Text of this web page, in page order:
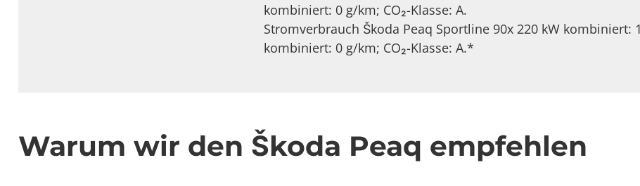
kombiniert: 0 g/km; CO₂-Klasse: A.
Stromverbrauch Škoda Peaq Sportline 90x 220 kW kombiniert:
kombiniert: 0 g/km; CO₂-Klasse: A.*
Warum wir den Škoda Peaq empfehlen